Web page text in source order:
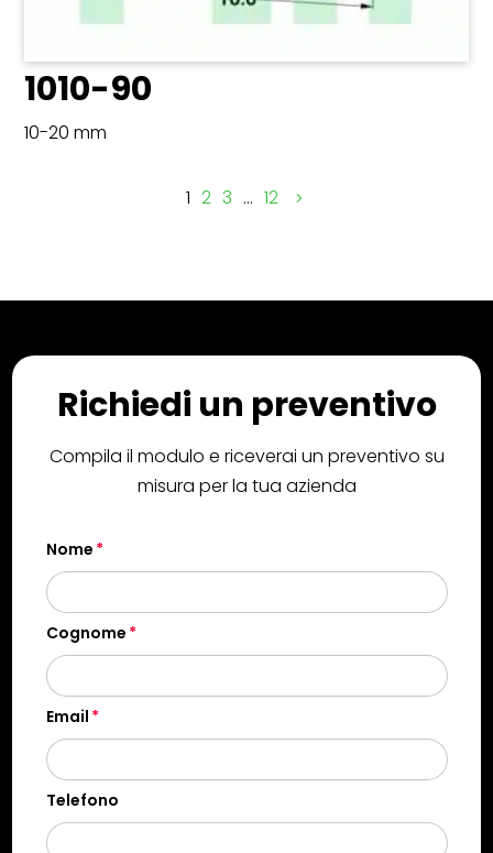
1010-90
10-20 mm
1 2 3 … 12
Richiedi un preventivo
Compila il modulo e riceverai un preventivo su
misura per la tua azienda
Nome
Cognome
Email
Telefono